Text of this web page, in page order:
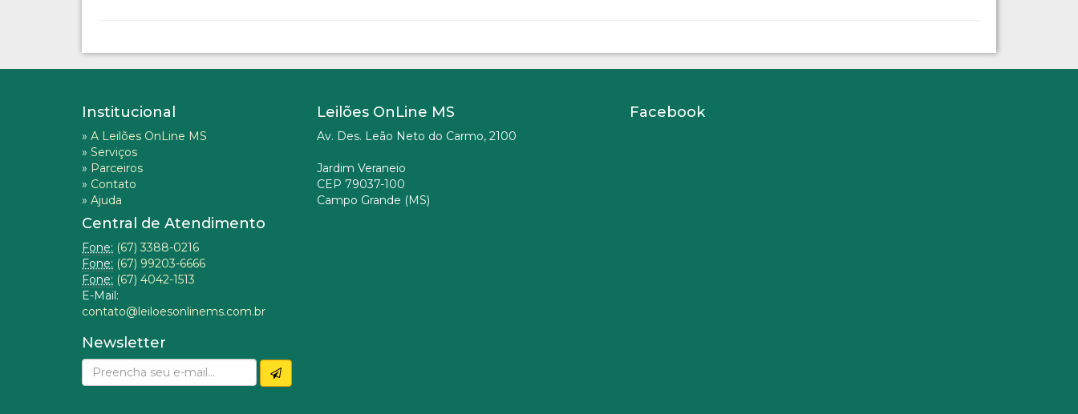
Institucional
» A Leilões OnLine MS
» Serviços
» Parceiros
» Contato
» Ajuda
Central de Atendimento
Fone: (67) 3388-0216
Fone: (67) 99203-6666
Fone: (67) 4042-1513
E-Mail:
contato@leiloesonlinems.com.br
Newsletter
Leilões OnLine MS
Av. Des. Leão Neto do Carmo, 2100
Jardim Veraneio
CEP 79037-100
Campo Grande (MS)
Facebook